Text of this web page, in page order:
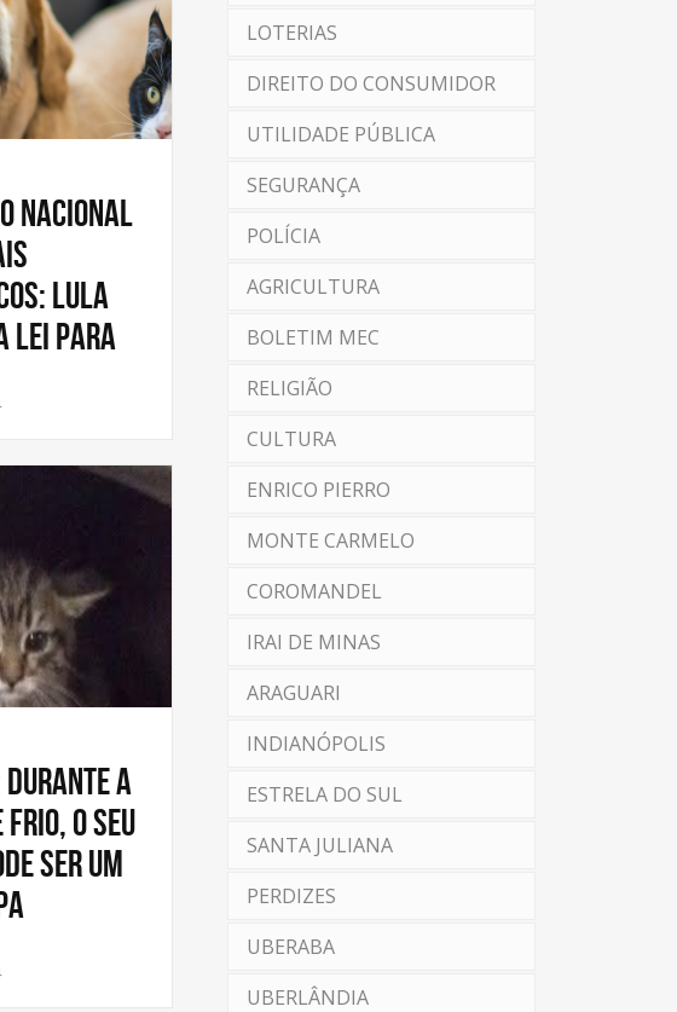
Nacional
Lula
lei para
Durante a
frio, o seu
ser um
LOTERIAS
DIREITO DO CONSUMIDOR
UTILIDADE PÚBLICA
SEGURANÇA
POLÍCIA
AGRICULTURA
BOLETIM MEC
RELIGIÃO
CULTURA
ENRICO PIERRO
MONTE CARMELO
COROMANDEL
IRAI DE MINAS
ARAGUARI
INDIANÓPOLIS
ESTRELA DO SUL
SANTA JULIANA
PERDIZES
UBERABA
UBERLÂNDIA